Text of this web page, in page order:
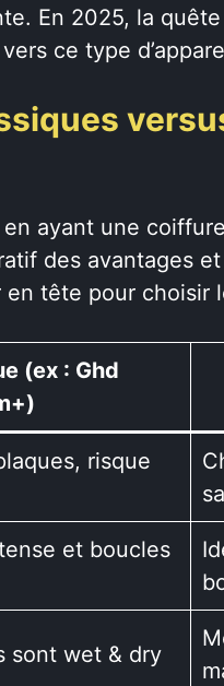
En 2025, la
ce type
ayant une
des avantages
tête pour choisir
(ex : Ghd
risque
et boucles
sont wet & dry